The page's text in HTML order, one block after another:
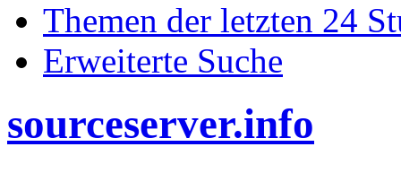
Themen der letzten 24
Erweiterte Suche
sourceserver.info